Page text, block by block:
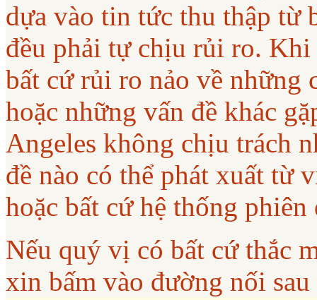
dựa vào tin tức thu thập từ
đều phải tự chịu rủi ro.
bất cứ rủi ro nảo về những
hoặc những vấn đề khác
Angeles không chịu trách
đề nào có thể phát xuất từ
hoặc bất cứ hệ thống
Nếu quý vị có bất cứ thắc
xin bấm vào đường nối